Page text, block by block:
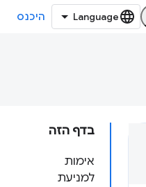
היכנס
בדף הזה
אימות
למניעת